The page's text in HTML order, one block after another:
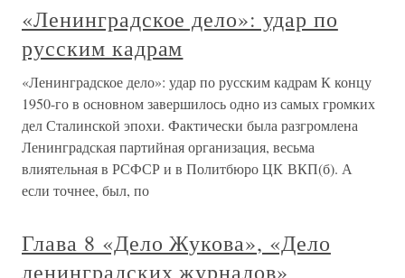
«Ленинградское дело»: удар по
русским кадрам
«Ленинградское дело»: удар по русским кадрам К концу
1950-го в основном завершилось одно из самых громких
дел Сталинской эпохи. Фактически была разгромлена
Ленинградская партийная организация, весьма
влиятельная в РСФСР и в Политбюро ЦК ВКП(б). А
если точнее, был, по
Глава 8 «Дело Жукова», «Дело
ленинградских журналов»